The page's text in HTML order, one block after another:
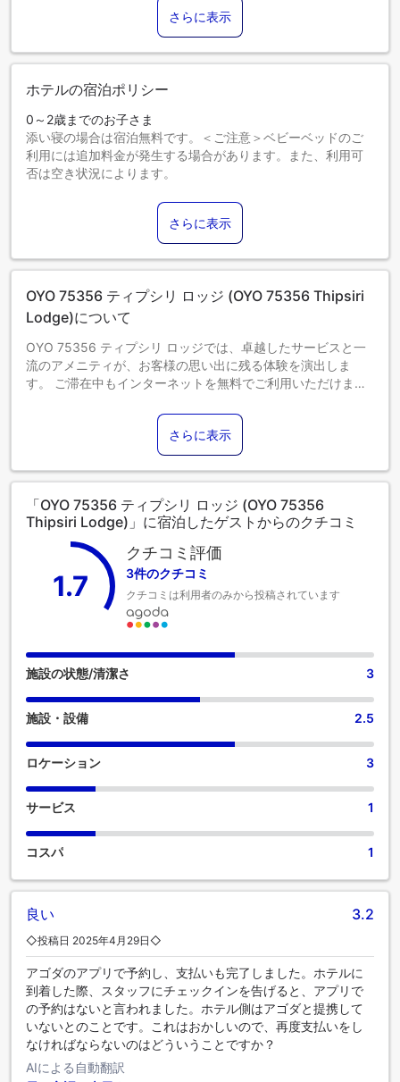
さらに表示
ホテルの宿泊ポリシー
0～2歳までのお子さま
添い寝の場合は宿泊無料です。＜ご注意＞ベビーベッドのご
利用には追加料金が発生する場合があります。また、利用可
否は空き状況によります。
添い寝の場合は宿泊無料です。
7歳以上のゲストは大人とみなされます。
エキストラベッドの追加可否は、お部屋タイプにより異なり
ます。各部屋タイプ欄の記載をご確認ください。
さらに表示
OYO 75356 ティプシリ ロッジ (OYO 75356 Thipsiri
Lodge)について
OYO 75356 ティプシリ ロッジでは、卓越したサービスと一
流のアメニティが、お客様の思い出に残る体験を演出しま
す。 ご滞在中もインターネットを無料でご利用いただけま
けます。ゆったりとした日中や夜には、ルームサービスなど
の室内設備・サービスで、お部屋での滞在を最大限にお楽し
みいただけます。 健康上の理由により、当宿泊施設内は全面
禁煙です。喫煙は、当宿泊施設によって指定された喫煙ゾー
の客室は、快適で家庭的な雰囲気をお客様に提供するため
に、心を込めて作られ、飾られております。エアコンやリネ
ンサービスを備えた客室もあり、快適にお過ごしいただけま
す。一部の客室では、ビデオストリーミング、日刊紙、テレ
ビなどのエンターテインメントをお楽しみいただけます。一
部の客室では、コーヒーや紅茶を淹れるのに必要なものがす
べて揃っております。バスルームのアメニティがお客様の満
足度を高める重要性を理解している当宿泊施設では、一部の
客室にバスローブ、タオル、ヘアドライヤーをご用意してい
ます。
さらに表示
「OYO 75356 ティプシリ ロッジ (OYO 75356
Thipsiri Lodge)」に宿泊したゲストからのクチコミ
1.7
クチコミ評価
3件のクチコミ
クチコミは利用者のみから投稿されています
施設の状態/清潔さ 3
施設・設備 2.5
ロケーション 3
サービス 1
コスパ 1
良い 3.2
◇投稿日 2025年4月29日◇
アゴダのアプリで予約し、支払いも完了しました。ホテルに
到着した際、スタッフにチェックインを告げると、アプリで
の予約はないと言われました。ホテル側はアゴダと提携して
いないとのことです。これはおかしいので、再度支払いをし
なければならないのはどういうことですか？
AIによる自動翻訳